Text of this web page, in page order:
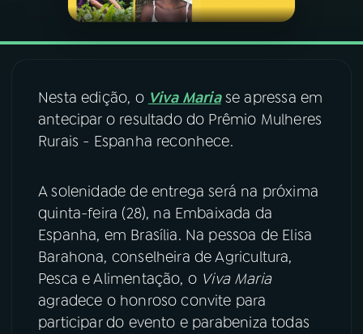
PODCASTS
07 ÚLTIMAS
ACOMPANHE A RÁDIO NACIONAL
YouTube Facebook
Instagram
Nesta edição, o Viva Mariase apressa em
antecipar o resultado do Prêmio Mulheres
Rurais - Espanha reconhece.
A solenidade de entrega será na próxima
quinta-feira (28), na Embaixada da
Espanha, em Brasília. Na pessoa de Elisa
Barahona, conselheira de Agricultura,
Pesca e Alimentação, o Viva Maria
agradece o honroso convite para
participar do evento e parabeniza todas